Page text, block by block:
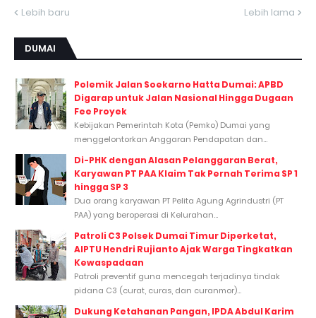
Lebih baru Lebih lama
DUMAI
Polemik Jalan Soekarno Hatta Dumai: APBD
Digarap untuk Jalan Nasional Hingga Dugaan
Fee Proyek
Kebijakan Pemerintah Kota (Pemko) Dumai yang
menggelontorkan Anggaran Pendapatan dan...
Di-PHK dengan Alasan Pelanggaran Berat,
Karyawan PT PAA Klaim Tak Pernah Terima SP 1
hingga SP 3
Dua orang karyawan PT Pelita Agung Agrindustri (PT
PAA) yang beroperasi di Kelurahan...
Patroli C3 Polsek Dumai Timur Diperketat,
AIPTU Hendri Rujianto Ajak Warga Tingkatkan
Kewaspadaan
Patroli preventif guna mencegah terjadinya tindak
pidana C3 (curat, curas, dan curanmor)...
Dukung Ketahanan Pangan, IPDA Abdul Karim